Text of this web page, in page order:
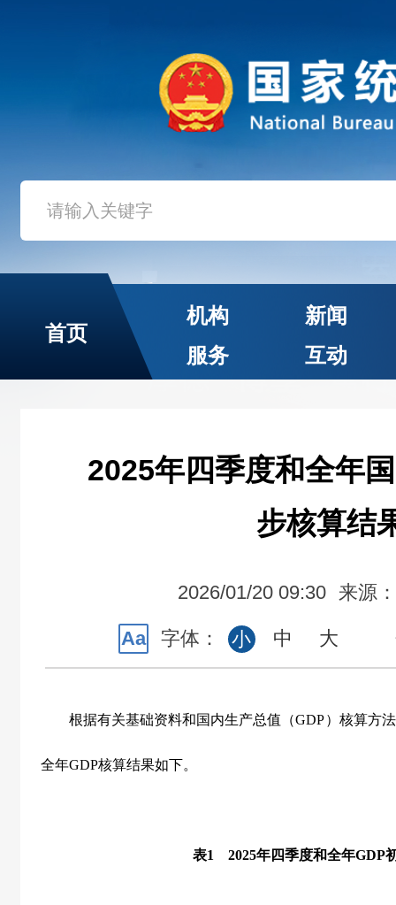
首页
机构
新闻
服务
互动
2025年四季度和全年
步核算结
2026/01/20 09:30 来源
Aa 字体： 小 中 大
根据有关基础资料和国内生产总值（GDP）核算方
全年GDP核算结果如下。
表1 2025年四季度和全年GDP